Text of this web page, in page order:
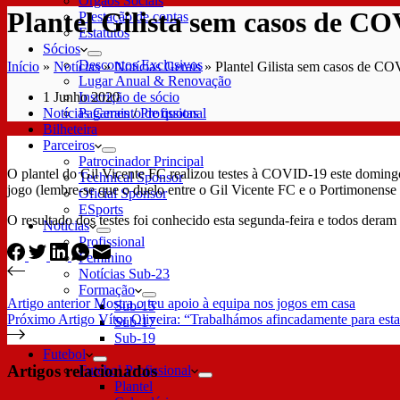
Prestação de contas
Estatutos
Sócios
Descontos Exclusivos
Lugar Anual & Renovação
Inscrição de sócio
Pagamento de quotas
Bilheteira
Parceiros
Patrocinador Principal
Technical Sponsor
Oficial Sponsor
ESports
Notícias
Profissional
Feminino
Notícias Sub-23
Formação
Sub-15
Sub-17
Sub-19
Futebol
Futebol Profissional
Plantel
Plantel Gilista sem casos de
Início » Notícias»Notícias Gerais» Plantel Gilista sem casos de
1 Junho 2020
Notícias Gerais/Profissional
O plantel do Gil Vicente FC realizou testes à COVID-19 este
jogo (lembre-se que o duelo entre o Gil Vicente FC e o
O resultado dos testes foi conhecido esta segunda-feira e todos
Artigo anteriorMostra o teu apoio à equipa nos jogos em casa
Próximo Artigo Vítor Oliveira: “Trabalhámos afincadamente para
Artigos relacionados